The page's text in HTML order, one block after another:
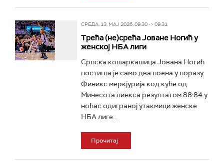
СРЕДА, 13. МАЈ 2026, 09:30 -> 09:31
Трећа (не)срећа Јоване Ногић у
женској НБА лиги
Српска кошаркашица Јована Ногић
постигла је само два поена у поразу
Финикс меркјурија код куће од
Минесота линкса резултатом 88:84 у
ноћас одиграној утакмици женске
НБА лиге...
Прочитај